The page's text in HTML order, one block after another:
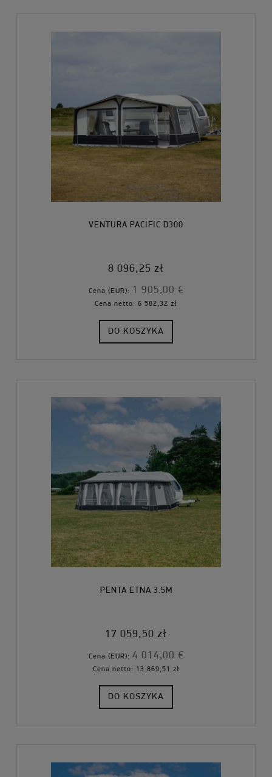
VENTURA PACIFIC D300
8 096,25 zł
Cena (EUR): 1 905,00 €
Cena netto: 6 582,32 zł
DO KOSZYKA
PENTA ETNA 3.5M
17 059,50 zł
Cena (EUR): 4 014,00 €
Cena netto: 13 869,51 zł
DO KOSZYKA